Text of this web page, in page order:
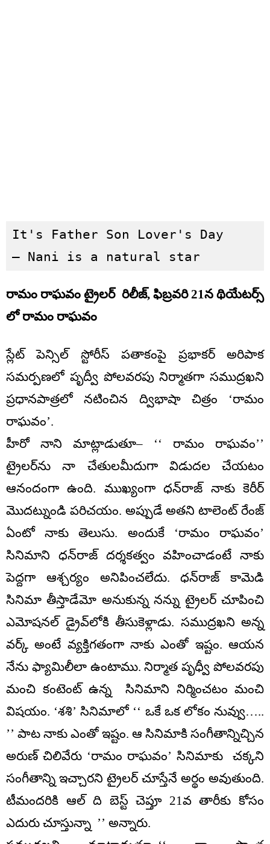
It's Father Son Lover's Day
– Nani is a natural star
రామం రాఘవం ట్రైలర్ రిలీజ్, ఫిబ్రవరి 21న థియేటర్స్
లో రామం రాఘవం
స్లేట్‌ పెన్సిల్‌ స్టోరీస్‌ పతాకంపై ప్రభాకర్‌ అరిపాక
సమర్పణలో పృద్వీ పోలవరపు నిర్మాతగా సముద్రఖని
ప్రధానపాత్రలో నటించిన ద్విభాషా చిత్రం ‘రామం
రాఘవం’.
హీరో నాని మాట్లాడుతూ– ‘‘ రామం రాఘవం’’
ట్రైలర్‌ను నా చేతులమీదుగా విడుదల చేయటం
ఆనందంగా ఉంది. ముఖ్యంగా ధన్‌రాజ్‌ నాకు కెరీర్‌
మొదట్నుండి పరిచయం. అప్పుడే అతని టాలెంట్‌ రేంజ్‌
ఏంటో నాకు తెలుసు. అందుకే ‘రామం రాఘవం’
సినిమాని ధన్‌రాజ్‌ దర్శకత్వం వహించాడంటే నాకు
పెద్దగా ఆశ్చర్యం అనిపించలేదు. ధన్‌రాజ్‌ కామెడి
సినిమా తీస్తాడేమో అనుకున్న నన్ను ట్రైలర్‌ చూపించి
ఎమోషనల్‌ డ్రైవ్‌లోకి తీసుకెళ్లాడు. సముద్రఖని అన్న
వర్క్‌ అంటే వ్యక్తిగతంగా నాకు ఎంతో ఇష్టం. ఆయన
నేను ఫ్యామిలీలా ఉంటాము. నిర్మాత పృధ్వీ పోలవరపు
మంచి కంటెంట్‌ ఉన్న సినిమాని నిర్మించటం మంచి
విషయం. ‘శశి’ సినిమాలో ‘‘ ఒకే ఒక లోకం నువ్వు…..
’’ పాట నాకు ఎంతో ఇష్టం. ఆ సినిమాకి సంగీతాన్నిచ్చిన
అరుణ్‌ చిలివేరు ‘రామం రాఘవం’ సినిమాకు చక్కని
సంగీతాన్ని ఇచ్చారని ట్రైలర్‌ చూస్తేనే అర్థం అవుతుంది.
టీమందరికి ఆల్‌ ది బెస్ట్‌ చెప్తూ 21వ తారీకు కోసం
ఎదురు చూస్తున్నా ’’ అన్నారు.